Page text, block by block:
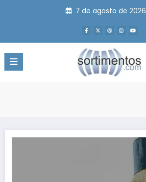
7 de agosto de 2026